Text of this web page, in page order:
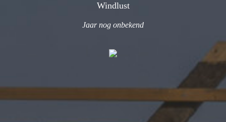
Windlust
Jaar nog onbekend